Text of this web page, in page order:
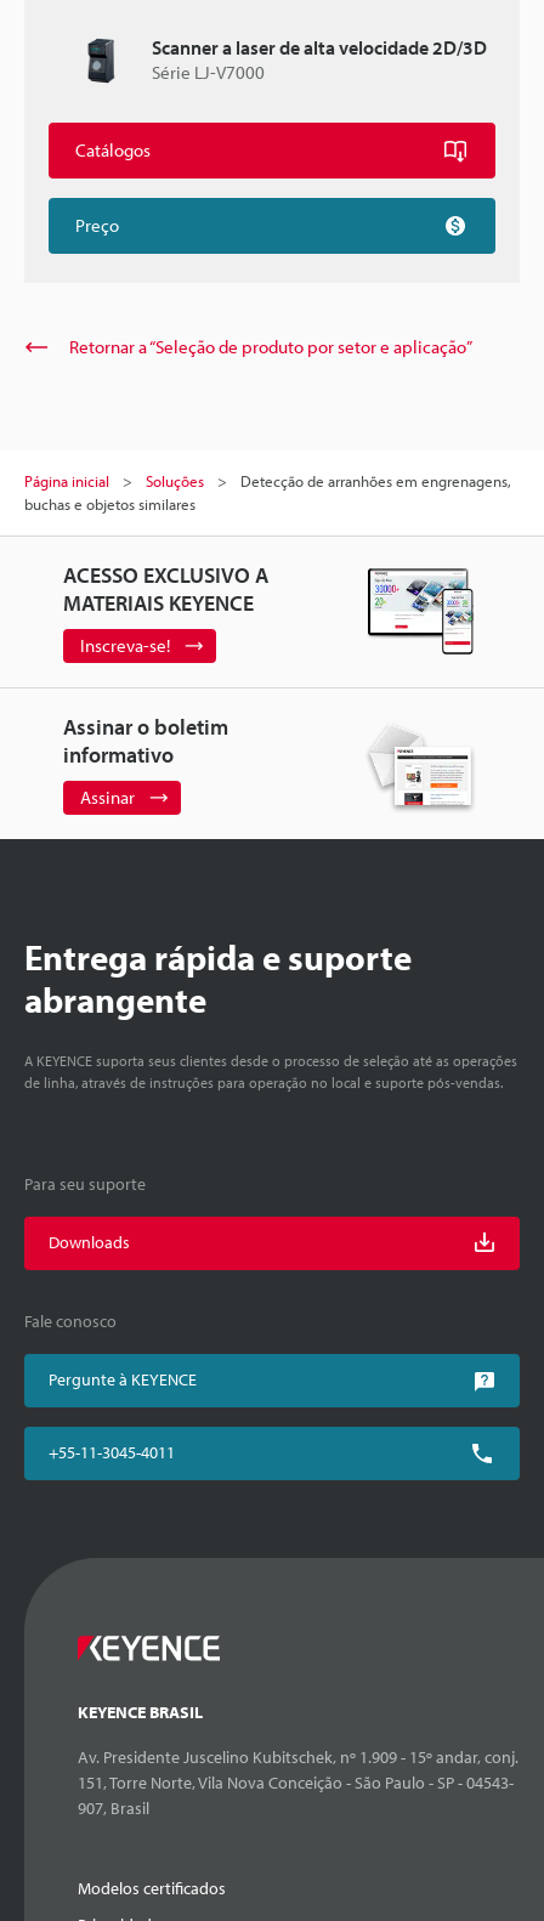
Scanner a laser de alta velocidade 2D/3D
Série LJ-V7000
Catálogos
Preço
Retornar a “Seleção de produto por setor e aplicação”
Página inicial Soluções
Detecção de arranhões em engrenagens,
buchas e objetos similares
ACESSO EXCLUSIVO A
MATERIAIS KEYENCE
Inscreva-se!
Assinar o boletim
informativo
Assinar
Entrega rápida e suporte
abrangente
A KEYENCE suporta seus clientes desde o processo de seleção até as operações
de linha, através de instruções para operação no local e suporte pós-vendas.
Para seu suporte
Downloads
Fale conosco
Pergunte à KEYENCE
+55-11-3045-4011
KEYENCE BRASIL
Av. Presidente Juscelino Kubitschek, nº 1.909 - 15º andar, conj.
151, Torre Norte, Vila Nova Conceição - São Paulo - SP - 04543-
907, Brasil
Modelos certificados